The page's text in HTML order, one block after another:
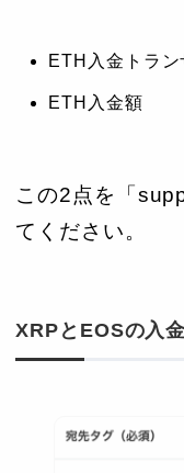
ETH入金トラン
ETH入金額
この2点を「
てください。
XRPとEOSの入